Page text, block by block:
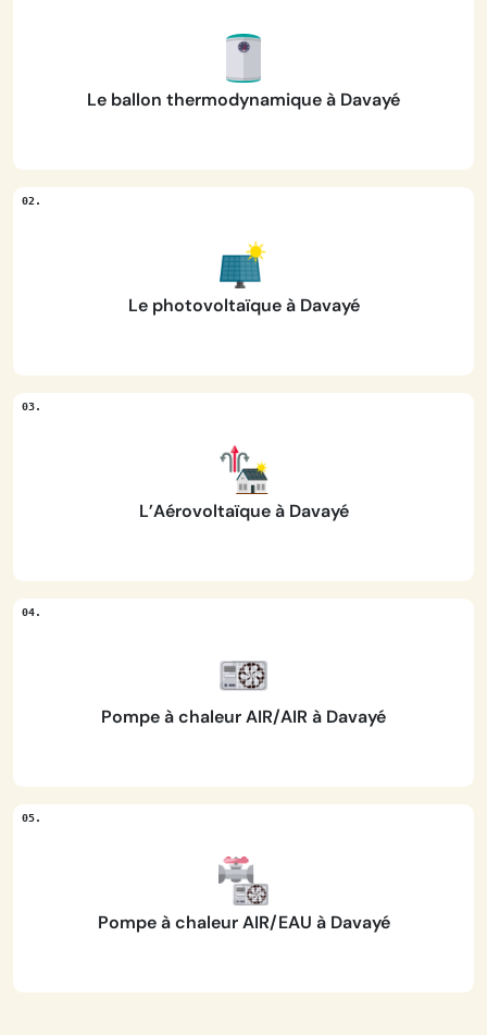
Le ballon thermodynamique à Davayé
Le photovoltaïque à Davayé
L’Aérovoltaïque à Davayé
Pompe à chaleur AIR/AIR à Davayé
Pompe à chaleur AIR/EAU à Davayé